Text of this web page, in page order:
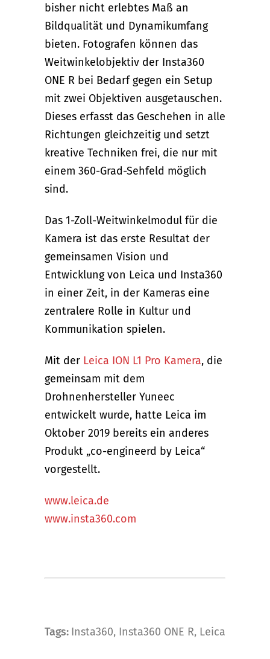
bisher nicht erlebtes Maß an
Bildqualität und Dynamikumfang
bieten. Fotografen können das
Weitwinkelobjektiv der Insta360
ONE R bei Bedarf gegen ein Setup
mit zwei Objektiven ausgetauschen.
Dieses erfasst das Geschehen in alle
Richtungen gleichzeitig und setzt
kreative Techniken frei, die nur mit
einem 360-Grad-Sehfeld möglich
sind.
Das 1-Zoll-Weitwinkelmodul für die
Kamera ist das erste Resultat der
gemeinsamen Vision und
Entwicklung von Leica und Insta360
in einer Zeit, in der Kameras eine
zentralere Rolle in Kultur und
Kommunikation spielen.
Mit der Leica ION L1 Pro Kamera, die
gemeinsam mit dem
Drohnenhersteller Yuneec
entwickelt wurde, hatte Leica im
Oktober 2019 bereits ein anderes
Produkt „co-engineerd by Leica“
vorgestellt.
www.leica.de
www.insta360.com
Tags: Insta360, Insta360 ONE R, Leica